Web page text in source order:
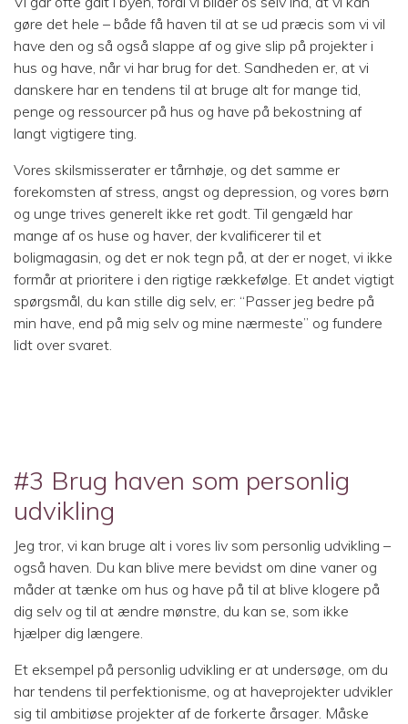
gøre det hele – både få haven til at se ud præcis som vi vil
have den og så også slappe af og give slip på projekter i
hus og have, når vi har brug for det. Sandheden er, at vi
danskere har en tendens til at bruge alt for mange tid,
penge og ressourcer på hus og have på bekostning af
langt vigtigere ting.
Vores skilsmisserater er tårnhøje, og det samme er
forekomsten af stress, angst og depression, og vores børn
og unge trives generelt ikke ret godt. Til gengæld har
mange af os huse og haver, der kvalificerer til et
boligmagasin, og det er nok tegn på, at der er noget, vi ikke
formår at prioritere i den rigtige rækkefølge. Et andet vigtigt
spørgsmål, du kan stille dig selv, er: “Passer jeg bedre på
min have, end på mig selv og mine nærmeste” og fundere
lidt over svaret.
#3 Brug haven som personlig
udvikling
Jeg tror, vi kan bruge alt i vores liv som personlig udvikling –
også haven. Du kan blive mere bevidst om dine vaner og
måder at tænke om hus og have på til at blive klogere på
dig selv og til at ændre mønstre, du kan se, som ikke
hjælper dig længere.
Et eksempel på personlig udvikling er at undersøge, om du
har tendens til perfektionisme, og at haveprojekter udvikler
sig til ambitiøse projekter af de forkerte årsager. Måske